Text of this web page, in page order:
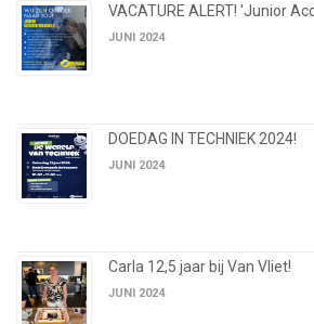
VACATURE ALERT! 'Junior
JUNI 2024
DOEDAG IN TECHNIEK 2024!
JUNI 2024
Carla 12,5 jaar bij Van Vliet!
JUNI 2024